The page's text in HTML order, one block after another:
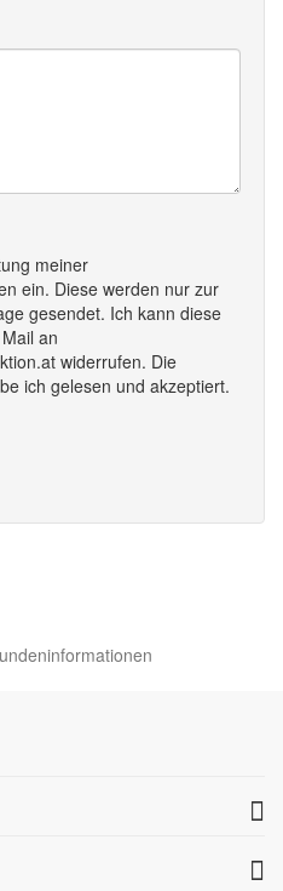
meiner
ein. Diese werden nur zur
gesendet. Ich kann diese
an
widerrufen. Die
ich gelesen und akzeptiert.